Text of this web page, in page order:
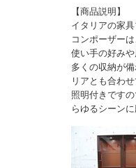
【商品説明】
イタリアの家
コンポーザー
使い手の好み
多くの収納が
リアとも合わ
照明付きです
らゆるシーン